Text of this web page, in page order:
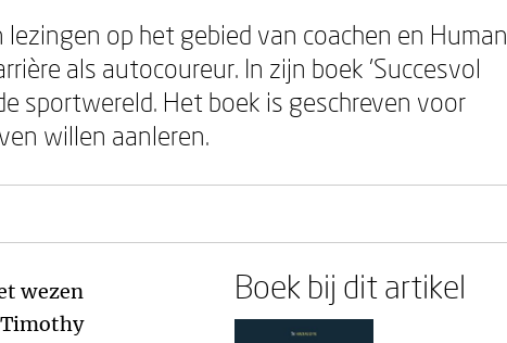
op het gebied van coachen en Human
als autocoureur. In zijn boek 'Succesvol
sportwereld. Het boek is geschreven voor
willen aanleren.
wezen
Boek bij dit artikel